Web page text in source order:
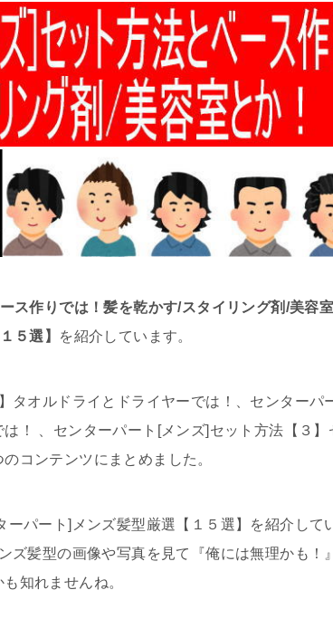
ス作りでは！髪を乾かす/スタイリング剤/美容
５選】
を紹介しています。
タオルドライとドライヤーでは！、センターパ
！ 、センターパート[メンズ]セット方法【３】
コンテンツにまとめました。
ーパート]メンズ髪型厳選【１５選】を紹介して
ズ髪型の画像や写真を見て『俺には無理かも！
知れませんね。